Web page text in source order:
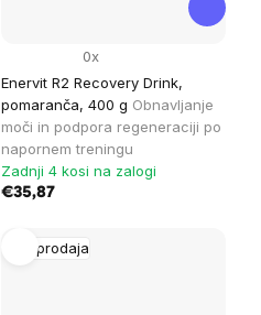
Enervit R2 Recovery Drink,
pomaranča, 400 g Obnavljanje
moči in podpora regeneraciji po
napornem treningu
0x
Zadnji 4 kosi na zalogi
€35,87
Razprodaja